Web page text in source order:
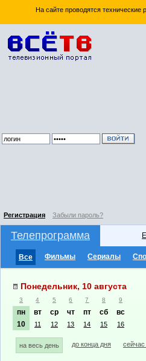
На сайте проводятся
Регистрация Забыли пароль?
Телепрограмма
Все Фильмы Сериалы
Понедельник, 10 августа
3 4 5 6 7 8 9
пн вт ср чт пт сб
вс
10
11 12 13 14 15 16
на весь день до конца дня сейчас